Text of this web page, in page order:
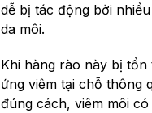
dễ bị tác động bởi
da môi.
Khi hàng rào này bị
ứng viêm tại chỗ thông
đúng cách, viêm môi